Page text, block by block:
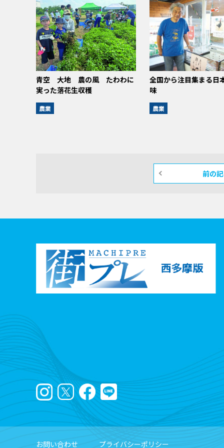
青空 大地 農の風 たわわに
実った落花生収穫
農業
全国から注目集まる日
味
農業
前の
お問い合わせ プライバシーポリシー